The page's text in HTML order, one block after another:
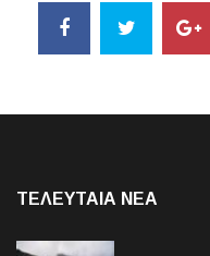
ΤΕΛΕΥΤΑΙΑ NEA